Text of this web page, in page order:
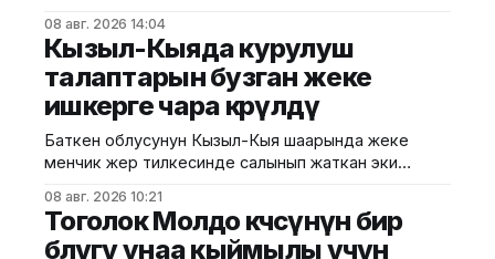
Маданият, маалымат жана жаштар саясаты
министрлиги билдирди. Министрликтин
маалыматына караганда, музейдин эч бир бөлүгү
чет өлкөлүк мекемелерге менчикке, ижарага же
туруктуу пайдаланууга берилген эмес.
Белгилегендей, “Гармония сулуулукту жаратат:
Байыркы Кытай цивилизациясынын көркөм өнөр
08 авг. 2026 14:04
Кызыл-Кыяда курулуш
талаптарын бузган жеке
ишкерге чара көрүлдү
Баткен облусунун Кызыл-Кыя шаарында жеке
менчик жер тилкесинде салынып жаткан эки
бузуулар аныкталды. Бул тууралуу Курулуш,
архитектура жана турак жай-коммуналдык чарба
министрлигинин басма сөз кызматы билдирди.
08 авг. 2026 10:21
Тоголок Молдо көчөсүнүн бир
бөлүгү унаа кыймылы үчүн